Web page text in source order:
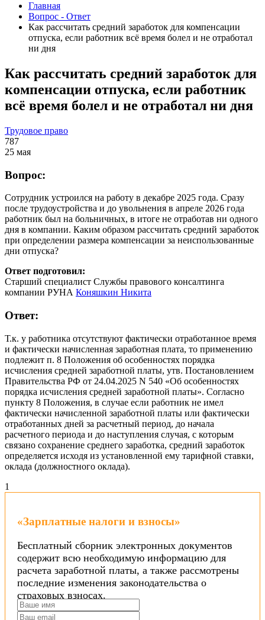
Главная
Вопрос - Ответ
Как рассчитать средний заработок для компенсации
отпуска, если работник всё время болел и не отработал
ни дня
Как рассчитать средний заработок для
компенсации отпуска, если работник
всё время болел и не отработал ни дня
Трудовое право
787
25 мая
Вопрос:
Сотрудник устроился на работу в декабре 2025 года. Сразу
после трудоустройства и до увольнения в апреле 2026 года
работник был на больничных, в итоге не отработав ни одного
дня в компании. Каким образом рассчитать средний заработок
при определении размера компенсации за неиспользованные
дни отпуска?
Ответ подготовил:
Старший специалист Службы правового консалтинга
компании РУНА Коняшкин Никита
Ответ:
Т.к. у работника отсутствуют фактически отработанное время
и фактически начисленная заработная плата, то применению
подлежит п. 8 Положения об особенностях порядка
исчисления средней заработной платы, утв. Постановлением
Правительства РФ от 24.04.2025 N 540 «Об особенностях
порядка исчисления средней заработной платы». Согласно
пункту 8 Положения, в случае если работник не имел
фактически начисленной заработной платы или фактически
отработанных дней за расчетный период, до начала
расчетного периода и до наступления случая, с которым
связано сохранение среднего заработка, средний заработок
определяется исходя из установленной ему тарифной ставки,
оклада (должностного оклада).
1
«Зарплатные налоги и взносы»
Бесплатный сборник электронных документов
содержит всю необходимую информацию для
расчета заработной платы, а также рассмотрены
последние изменения законодательства о
страховых взносах.